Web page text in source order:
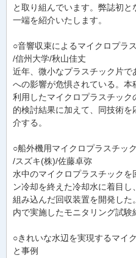
と取り組んでいます。弊誌初
一端を紹介いたします。
○音響収束によるマイクロプラ
/信州大学/秋山佳丈
近年、微小なプラスチック片
への影響が危惧されている。
利用したマイクロプラスチッ
的検討結果に加えて、同技術
介する。
○船外機用マイクロプラスチッ
/スズキ(株)/佐藤卓弥
水中のマイクロプラスチック
ン冷却を終えた冷却水に着目
組み込んだ回収装置を開発し
内で実施したモニタリング試験
○きれいな水辺を実現するマイ
と事例